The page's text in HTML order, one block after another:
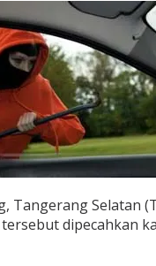
Tangerang Selatan
dipecahkan